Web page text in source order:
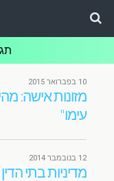
10 בפברואר 2015
מזונות אישה:
עימו"
12 בנובמבר 2014
מדיניות בתי